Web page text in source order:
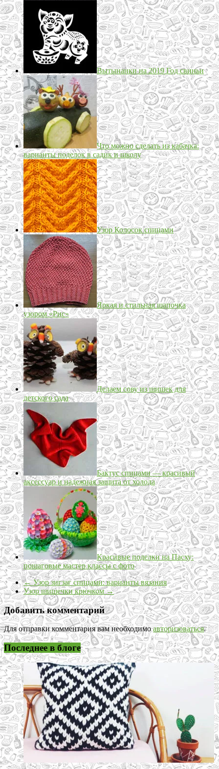
Вытынанки на 2019 Год свиньи
Что можно сделать из кабачка:
варианты поделок в садик и школу
Узор Колосок спицами
Яркая и стильная шапочка
узором «Рис»
Делаем сову из шишек для
детского сада
Бактус спицами — красивый
аксессуар и надежная защита от холода
Красивые поделки на Пасху:
пошаговые мастер классы с фото
←Узор зигзаг спицами: варианты вязания
Узор шишечки крючком→
Добавить комментарий
Для отправки комментария вам необходимоавторизоваться.
Последнее в блоге